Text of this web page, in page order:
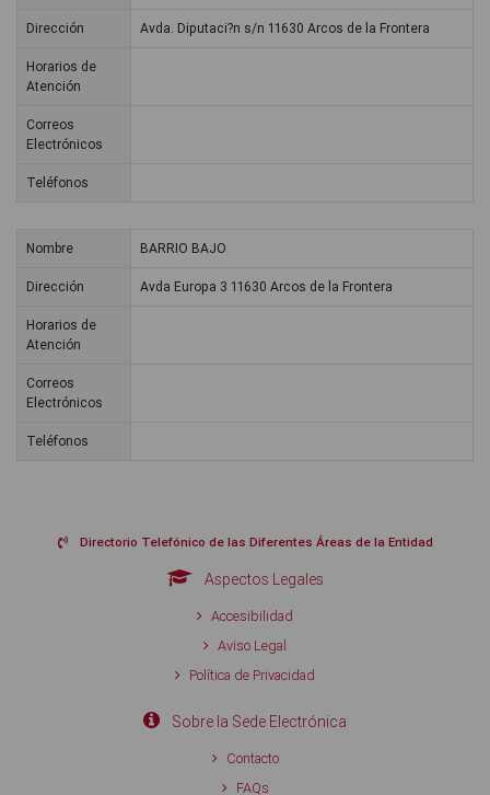
Dirección Avda. Diputaci?n s/n 11630 Arcos de la Frontera
Horarios de
Atención
Correos
Electrónicos
Teléfonos
Nombre BARRIO BAJO
Dirección Avda Europa 3 11630 Arcos de la Frontera
Horarios de
Atención
Correos
Electrónicos
Teléfonos
Directorio Telefónico de las Diferentes Áreas de la Entidad
Aspectos Legales
Accesibilidad
Aviso Legal
Política de Privacidad
Sobre la Sede Electrónica
Contacto
FAQs